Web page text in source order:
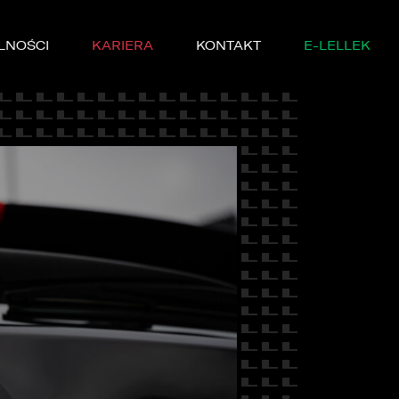
KARIERA KONTAKT E-LELLEK
PRÓBNĄ